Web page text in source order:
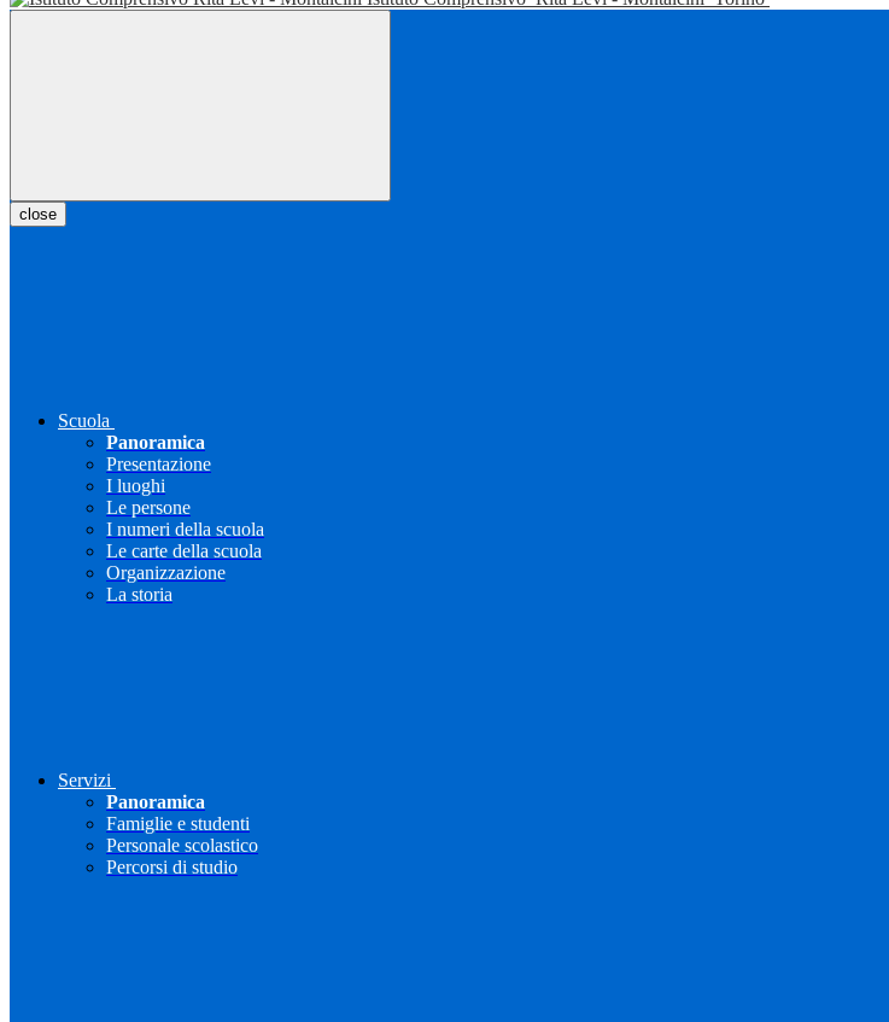
close
Scuola
Panoramica
Presentazione
I luoghi
Le persone
I numeri della scuola
Le carte della scuola
Organizzazione
La storia
Servizi
Panoramica
Famiglie e studenti
Personale scolastico
Percorsi di studio